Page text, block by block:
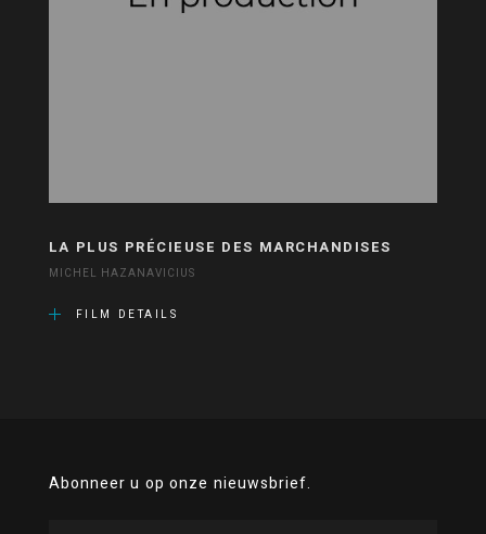
LA PLUS PRÉCIEUSE DES MARCHANDISES
MICHEL HAZANAVICIUS
FILM DETAILS
Abonneer u op onze nieuwsbrief.